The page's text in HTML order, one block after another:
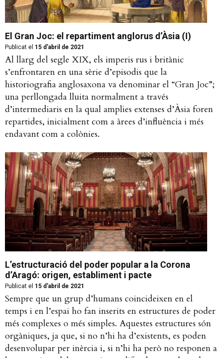
El Gran Joc: el repartiment anglorus d’Àsia (I)
Publicat el 15 d'abril de 2021
Al llarg del segle XIX, els imperis rus i britànic
s’enfrontaren en una sèrie d’episodis que la
historiografia anglosaxona va denominar el “Gran Joc”;
una perllongada lluita normalment a través
d’intermediaris en la qual amplies extenses d’Àsia foren
repartides, inicialment com a àrees d’influència i més
endavant com a colònies.
L’estructuració del poder popular a la Corona
d’Aragó: origen, establiment i pacte
Publicat el 15 d'abril de 2021
Sempre que un grup d’humans coincideixen en el
temps i en l’espai ho fan inserits en estructures de poder
més complexes o més simples. Aquestes estructures són
orgàniques, ja que, si no n’hi ha d’existents, es poden
desenvolupar per inèrcia i, si n’hi ha però no responen a